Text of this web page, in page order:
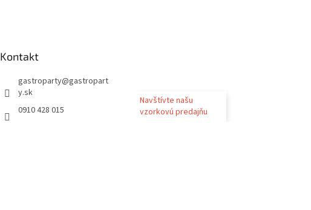
Kontakt
gastroparty@gastropart
y.sk
0910 428 015
Navštívte našu
vzorkovú predajňu